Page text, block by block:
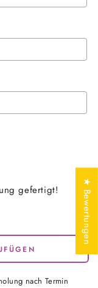
gefertigt!
nach Termin
★ Bewertungen